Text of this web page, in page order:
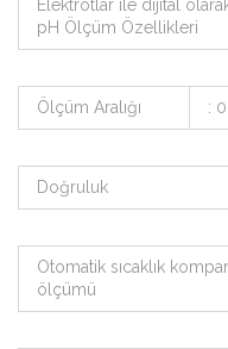
Elektrotlar ile dijital
pH Ölçüm Özellikleri
Ölçüm Aralığı :
Doğruluk
Otomatik sıcaklık
ölçümü